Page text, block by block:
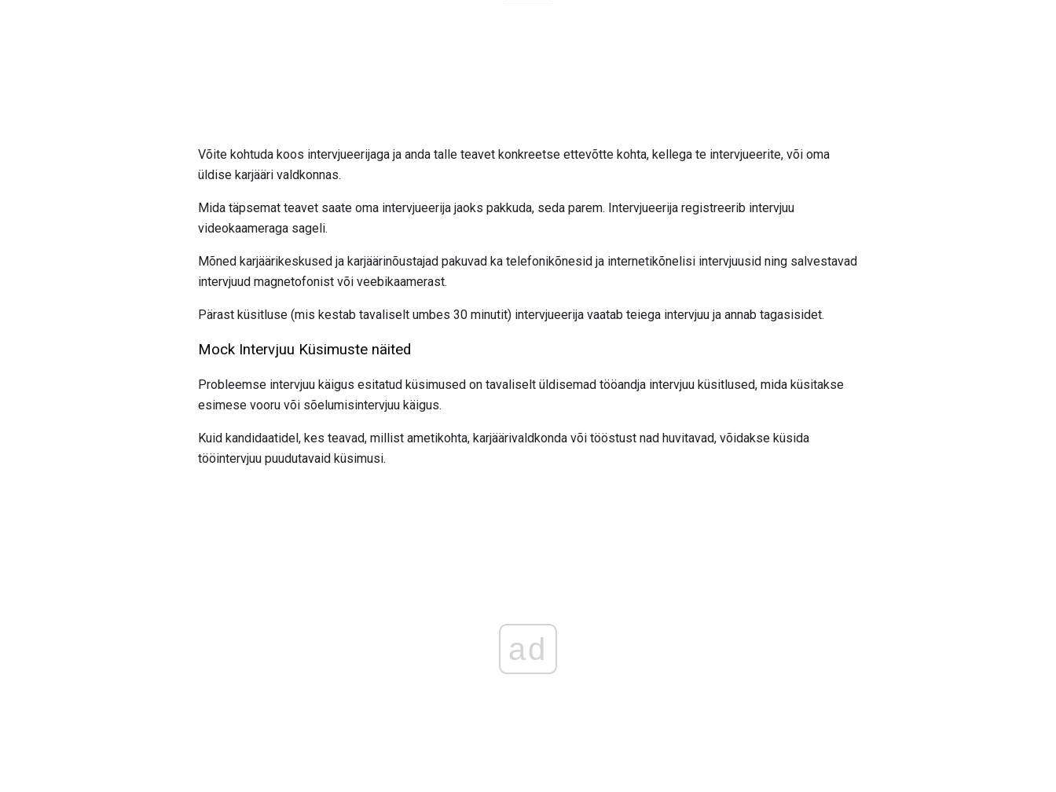
Võite kohtuda koos intervjueerijaga ja anda talle teavet konkreetse ettevõtte kohta, kellega te intervjueerite, või oma
üldise karjääri valdkonnas.
Mida täpsemat teavet saate oma intervjueerija jaoks pakkuda, seda parem. Intervjueerija registreerib intervjuu
videokaameraga sageli.
Mõned karjäärikeskused ja karjäärinõustajad pakuvad ka telefonikõnesid ja internetikõnelisi intervjuusid ning salvestavad
intervjuud magnetofonist või veebikaamerast.
Pärast küsitluse (mis kestab tavaliselt umbes 30 minutit) intervjueerija vaatab teiega intervjuu ja annab tagasisidet.
Mock Intervjuu Küsimuste näited
Probleemse intervjuu käigus esitatud küsimused on tavaliselt üldisemad tööandja intervjuu küsitlused, mida küsitakse
esimese vooru või sõelumisintervjuu käigus.
Kuid kandidaatidel, kes teavad, millist ametikohta, karjäärivaldkonda või tööstust nad huvitavad, võidakse küsida
tööintervjuu puudutavaid küsimusi.
ad